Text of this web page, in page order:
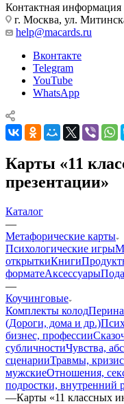
Контактная информация
г. Москва, ул.
help@macards.ru
Вконтакте
Telegram
YouTube
WhatsApp
Карты «11
презентации»
Каталог
—
Mетафорические карты
Психологические игры
открыткиКниги
форматеАксессуары
—
Коучинговые
Комплекты колод
(Дороги, дома и др.)
бизнес, профессии
субличностиЧувства,
сценарииТравмы,
мужскиеОтношения,
подростки, внутренний
—Карты «11 классных